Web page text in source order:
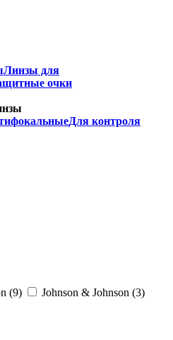
Линзы для
очки
Для контроля
(9) Johnson & Johnson (3)